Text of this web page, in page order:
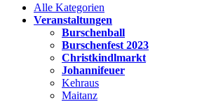
Alle Kategorien
Veranstaltungen
Burschenball
Burschenfest 2023
Christkindlmarkt
Johannifeuer
Kehraus
Maitanz